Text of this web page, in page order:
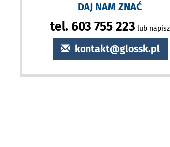
DAJ NAM ZNAĆ
tel. 603 755 223 lub napisz
kontakt@glossk.pl